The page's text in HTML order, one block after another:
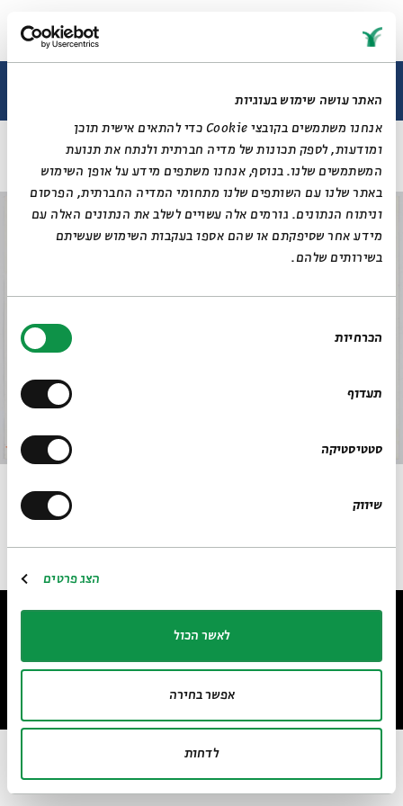
האתר עושה שימוש בעוגיות
אנחנו משתמשים בקובצי Cookie כדי להתאים אישית תוכן
ומודעות, לספק תכונות של מדיה חברתית ולנתח את תנועת
המשתמשים שלנו. בנוסף, אנחנו משתפים מידע על אופן השימוש
באתר שלנו עם השותפים שלנו מתחומי המדיה החברתית, הפרסום
וניתוח הנתונים. גורמים אלה עשויים לשלב את הנתונים האלה עם
מידע אחר שסיפקתם או שהם אספו בעקבות השימוש שעשיתם
בשירותים שלהם.
הסכמה
הכרחיות
תעדוף
סטטיסטיקה
שיווק
הצג פרטים
לאשר הכול
אפשר בחירה
לדחות
ראשי
תערוכה וירטואלית
רכישת קטלוג
מאמרים ותכנים
דיוקן AI
לאתר בית אבי חי RU
EN
ללא כותרת
design by Dov Abramson Studio